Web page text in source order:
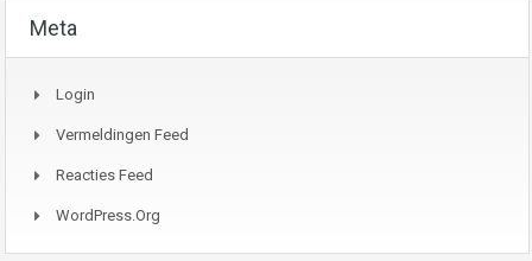
Meta
Login
Vermeldingen Feed
Reacties Feed
WordPress.org